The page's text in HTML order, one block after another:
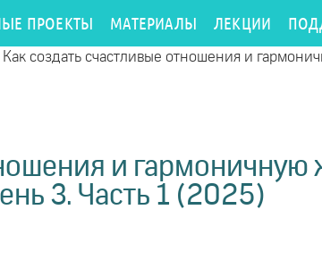
ПРОЕКТЫ МАТЕРИАЛЫ ЛЕКЦИИ
Как создать счастливые отношения и
и гармоничную
3. Часть 1 (2025)